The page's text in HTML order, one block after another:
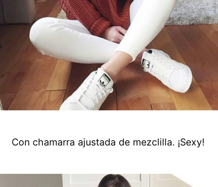
Con chamarra ajustada de mezclilla. ¡Sexy!